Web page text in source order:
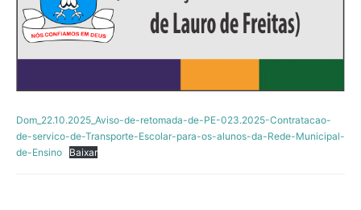
Dom_22.10.2025_Aviso-de-retomada-de-PE-023.2025-Contratacao-
de-servico-de-Transporte-Escolar-para-os-alunos-da-Rede-Municipal-
de-Ensino
Baixar